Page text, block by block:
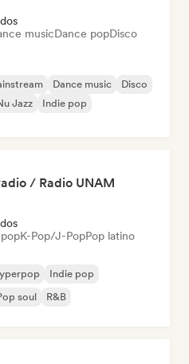
musicDance popDisco
Dance music
Disco
Jazz
Indie pop
/ Radio UNAM
K-Pop/J-PopPop latino
Indie pop
soul R&B